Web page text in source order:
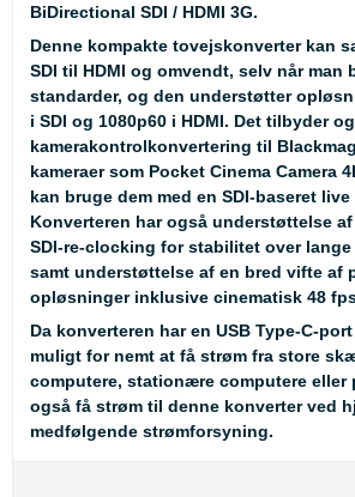
BiDirectional SDI / HDMI 3G.
Denne kompakte tovejskonverter kan
SDI til HDMI og omvendt, selv når man
standarder, og den understøtter
i SDI og 1080p60 i HDMI. Det tilbyder
kamerakontrolkonvertering til
kameraer som Pocket Cinema Camera
kan bruge dem med en SDI-baseret
Konverteren har også understøttelse
SDI-re-clocking for stabilitet over
samt understøttelse af en bred vifte af
opløsninger inklusive cinematisk 48
Da konverteren har en USB Type-C-
muligt for nemt at få strøm fra store
computere, stationære computere eller
også få strøm til denne konverter ved
medfølgende strømforsyning.